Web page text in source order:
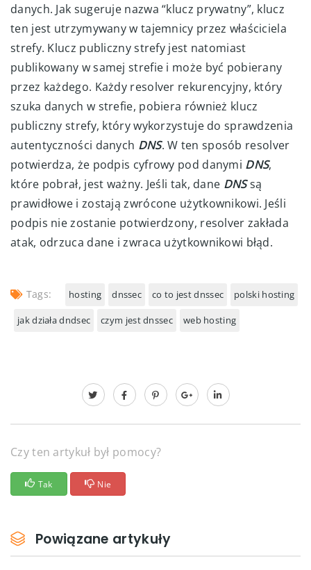
danych. Jak sugeruje nazwa “klucz prywatny”, klucz
ten jest utrzymywany w tajemnicy przez właściciela
strefy. Klucz publiczny strefy jest natomiast
publikowany w samej strefie i może być pobierany
przez każdego. Każdy resolver rekurencyjny, który
szuka danych w strefie, pobiera również klucz
publiczny strefy, który wykorzystuje do sprawdzenia
autentyczności danych DNS. W ten sposób resolver
potwierdza, że podpis cyfrowy pod danymi DNS,
które pobrał, jest ważny. Jeśli tak, dane DNSsą
prawidłowe i zostają zwrócone użytkownikowi. Jeśli
podpis nie zostanie potwierdzony, resolver zakłada
atak, odrzuca dane i zwraca użytkownikowi błąd.
Tags: hosting dnssec co to jest dnssec polski hosting
jak działa dndsec czym jest dnssec web hosting
Czy ten artykuł był pomocy?
Tak Nie
Powiązane artykuły